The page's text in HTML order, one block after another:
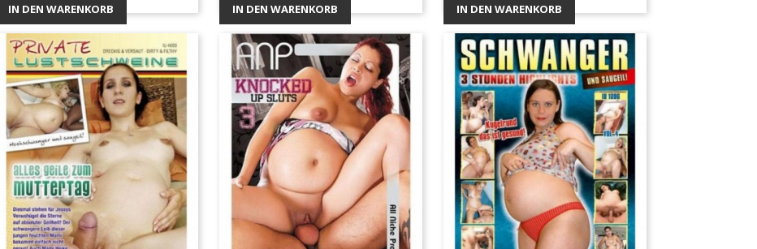
IN DEN WARENKORB IN DEN WARENKORB IN DEN WARENKORB